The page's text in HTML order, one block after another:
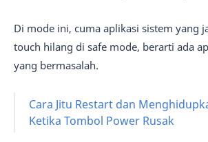
Di mode ini, cuma aplikasi sistem yang
touch hilang di safe mode, berarti ada
yang bermasalah.
Cara Jitu Restart dan
Ketika Tombol Power Rusak